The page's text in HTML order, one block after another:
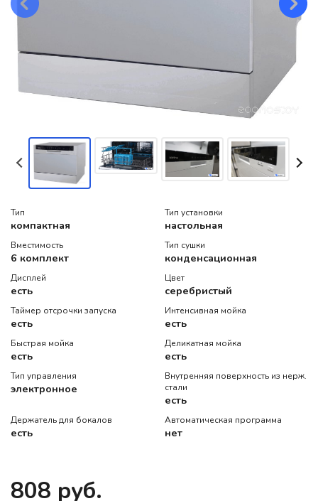
Тип
компактная
Тип установки
настольная
Вместимость
6 комплект
Тип сушки
конденсационная
Дисплей
есть
Цвет
серебристый
Таймер отсрочки запуска
есть
Интенсивная мойка
есть
Быстрая мойка
есть
Деликатная мойка
есть
Тип управления
электронное
Внутренняя поверхность из нерж.
стали
есть
Держатель для бокалов
есть
Автоматическая программа
нет
808 руб.